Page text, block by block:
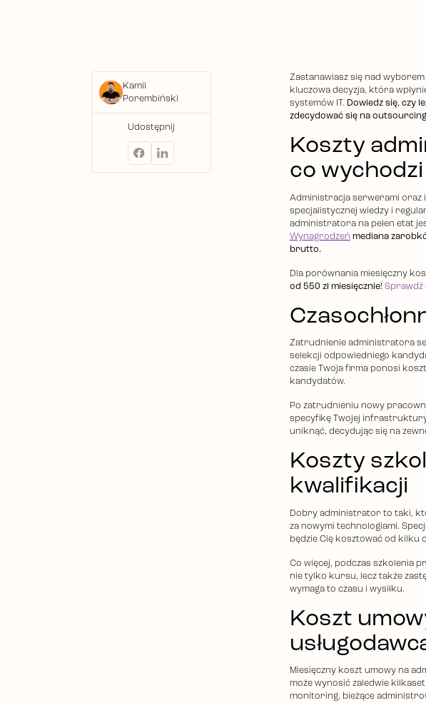
Kamil
Porembiński
Udostępnij
Zastanawiasz się nad
kluczowa decyzja, która
systemów IT. Dowiedz się, czy
zdecydować się na
Koszty
co
Administracja serwerami oraz
specjalistycznej wiedzy i
administratora na pełen etat
Wynagrodzeń mediana
brutto.
Dla porównania miesięczny
od 550 zł miesięcznie! Sprawdź
Zatrudnienie administratora
selekcji odpowiedniego
czasie Twoja firma ponosi
kandydatów.
Po zatrudnieniu nowy
specyfikę Twojej
uniknąć, decydując się na
Koszty
kwalifikacji
Dobry administrator to taki,
za nowymi technologiami.
będzie Cię kosztować od kilku
Co więcej, podczas szkolenia
nie tylko kursu, lecz także
wymaga to czasu i wysiłku.
Koszt
Miesięczny koszt umowy na
może wynosić zaledwie
monitoring, bieżące